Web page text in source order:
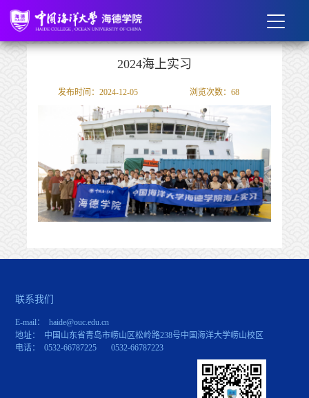
2024海上实习
发布时间：2024-12-05 浏览次数： 68
联系我们
E-mail： haide@ouc.edu.cn
地址： 中国山东省青岛市崂山区松岭路238号中国海洋大学崂山校区
电话： 0532-66787225 0532-66787223